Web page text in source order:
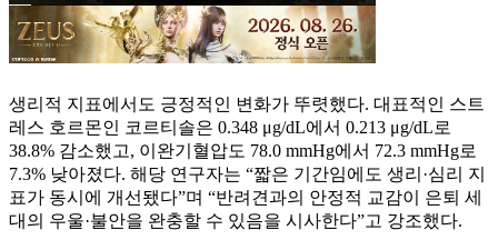
생리적 지표에서도 긍정적인 변화가 뚜렷했다. 대표적인 스트
레스 호르몬인 코르티솔은 0.348 μg/dL에서 0.213 μg/dL로
38.8% 감소했고, 이완기혈압도 78.0 mmHg에서 72.3 mmHg로
7.3% 낮아졌다. 해당 연구자는 “짧은 기간임에도 생리·심리 지
표가 동시에 개선됐다”며 “반려견과의 안정적 교감이 은퇴 세
대의 우울·불안을 완충할 수 있음을 시사한다”고 강조했다.